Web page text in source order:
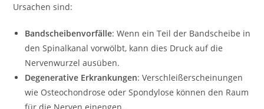
Ursachen sind:
Bandscheibenvorfälle: Wenn ein Teil der Bandscheibe in
den Spinalkanal vorwölbt, kann dies Druck auf die
Nervenwurzel ausüben.
Degenerative Erkrankungen: Verschleißerscheinungen
wie Osteochondrose oder Spondylose können den Raum